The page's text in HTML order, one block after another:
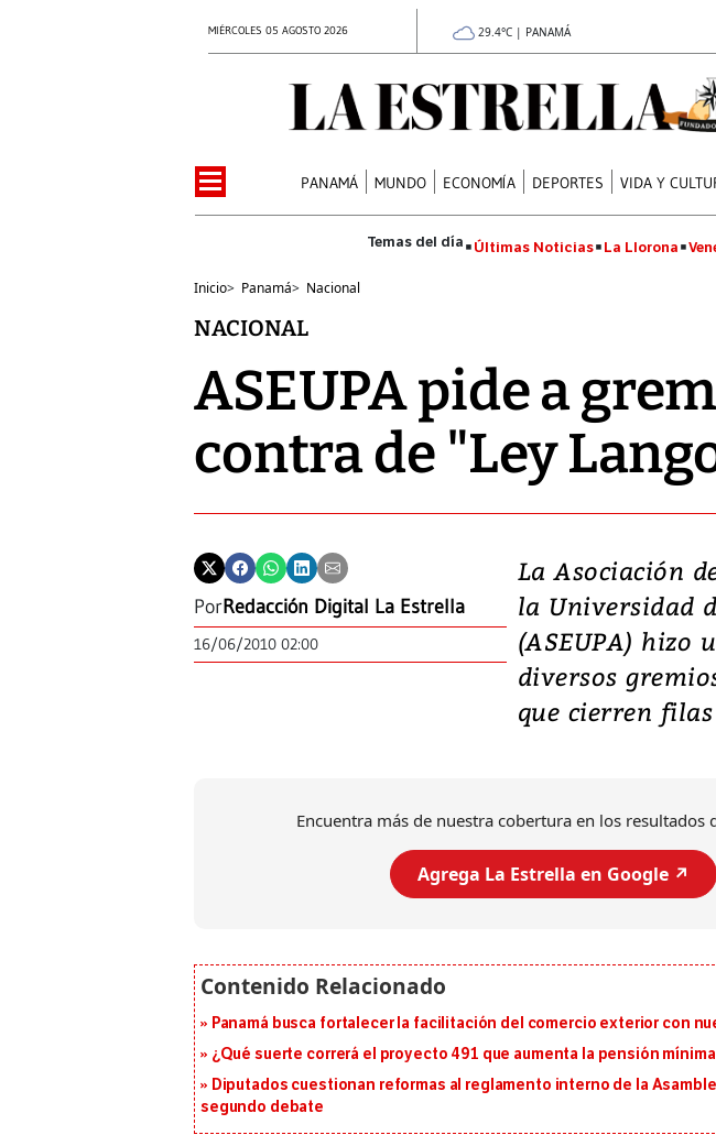
MIÉRCOLES 05 AGOSTO 2026 29.4°C | PANAMÁ
PANAMÁ MUNDO ECONOMÍA DEPORTES VIDA Y
Últimas Noticias La Llorona
Inicio> Panamá> Nacional
NACIONAL
ASEUPA pide a
contra de "Ley
PorRedacción Digital La Estrella
16/06/2010 02:00
La Asociación
la Universidad
(ASEUPA) hizo
diversos
que cierren filas
Encuentra más de nuestra cobertura en los resultados
Agrega La Estrella en Google ↗️
Panamá busca fortalecer la facilitación del comercio exterior con
¿Qué suerte correrá el proyecto 491 que aumenta la pensión
Diputados cuestionan reformas al reglamento interno de la
segundo debate
Video,
deja
daños
al sur de